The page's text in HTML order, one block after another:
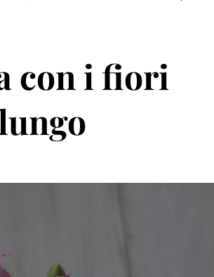
con i fiori